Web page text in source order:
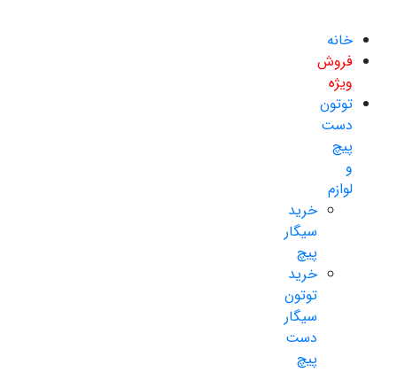
خانه
فروش
ویژه
توتون
دست
پیچ
و
لوازم
خرید
سیگار
پیچ
خرید
توتون
سیگار
دست
پیچ